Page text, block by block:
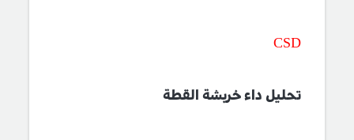
CSD
تحليل داء خربشة القطة